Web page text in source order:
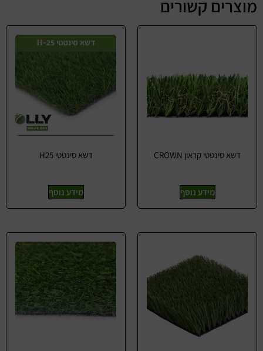
מוצרים קשורים
דשא סינטטי קראון CROWN
מידע נוסף
דשא סינטטי H25
מידע נוסף